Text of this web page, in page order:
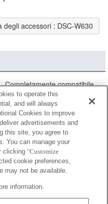
accessori : DSC-W630
Completamente compatibile
Compatibile, ma con restrizioni
to operate this
and will always
Cookies to improve
advertisements and
this site, you agree to
You can manage your
clicking "Customize
cookie preferences,
may not be available.
information.